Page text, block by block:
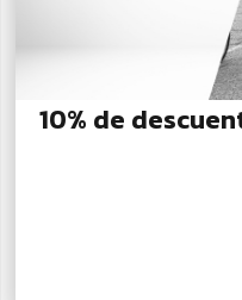
10% de